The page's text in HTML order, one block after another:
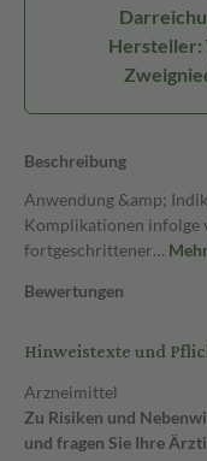
Hersteller:
Beschreibung
Anwendung &amp;
Komplikationen infolge
fortgeschrittener…
Bewertungen
Hinweistexte und
Arzneimittel
Zu Risiken und
und fragen Sie Ihre